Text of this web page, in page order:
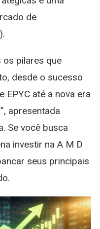
de
).
os pilares que
desde o sucesso
EPYC até a nova era
apresentada
Se você busca
investir na A M D
seus principais